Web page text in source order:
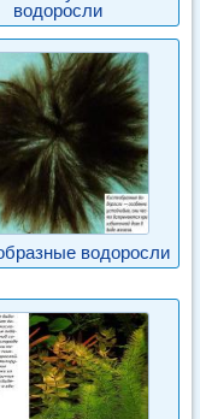
водоросли
водоросли